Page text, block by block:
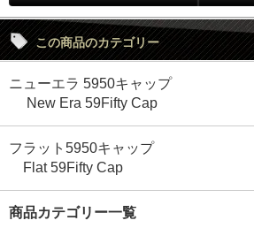
この商品のカテゴリー
ニューエラ 5950キャップ
New Era 59Fifty Cap
フラット5950キャップ
Flat 59Fifty Cap
商品カテゴリー一覧